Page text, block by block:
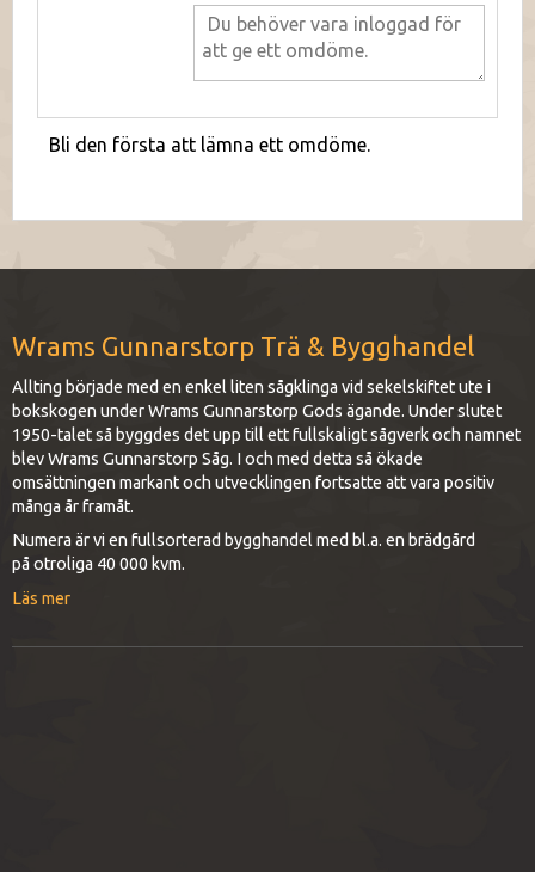
Bli den första att lämna ett omdöme.
Wrams Gunnarstorp Trä & Bygghandel
Allting började med en enkel liten sågklinga vid sekelskiftet ute i
bokskogen under Wrams Gunnarstorp Gods ägande. Under slutet
1950-talet så byggdes det upp till ett fullskaligt sågverk och namnet
blev Wrams Gunnarstorp Såg. I och med detta så ökade
omsättningen markant och utvecklingen fortsatte att vara positiv
många år framåt.
Numera är vi en fullsorterad bygghandel med bl.a. en brädgård
på otroliga 40 000 kvm.
Läs mer